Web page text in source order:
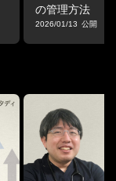
の管理方法
2026/01/13